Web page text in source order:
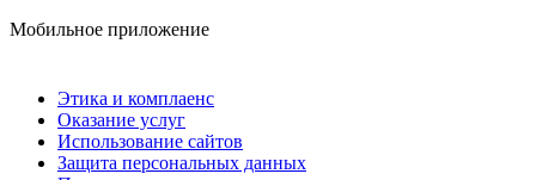
Мобильное приложение
Этика и комплаенс
Оказание услуг
Использование сайтов
Защита персональных данных